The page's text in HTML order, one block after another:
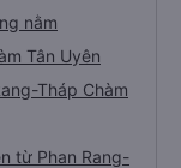
nằm
Tân Uyên
Tháp Chàm
từ Phan Rang-